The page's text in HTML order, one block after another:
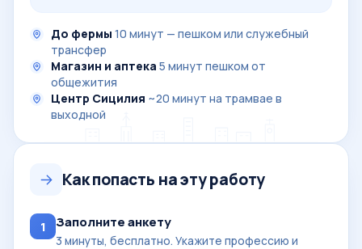
До фермы 10 минут — пешком или служебный
трансфер
Магазин и аптека 5 минут пешком от
общежития
Центр Сицилия ~20 минут на трамвае в
выходной
Как попасть на эту работу
1 Заполните анкету
3 минуты, бесплатно. Укажите профессию и